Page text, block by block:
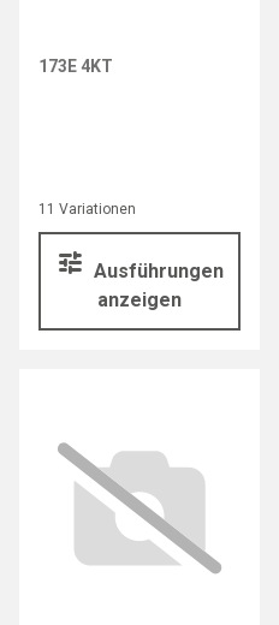
11 Variationen
Ausführungen
anzeigen
173E 4KT